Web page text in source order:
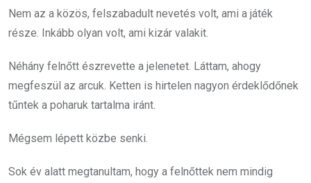
Nem az a közös, felszabadult nevetés volt, ami a játék
része. Inkább olyan volt, ami kizár valakit.
Néhány felnőtt észrevette a jelenetet. Láttam, ahogy
megfeszül az arcuk. Ketten is hirtelen nagyon érdeklődőnek
tűntek a poharuk tartalma iránt.
Mégsem lépett közbe senki.
Sok év alatt megtanultam, hogy a felnőttek nem mindig